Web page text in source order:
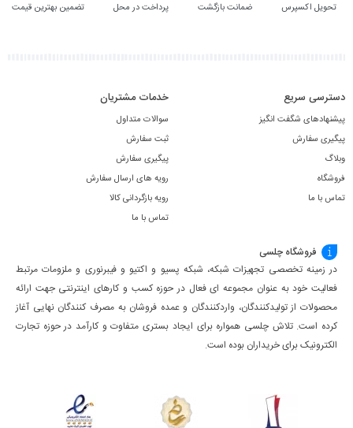
تحویل اکسپرس ضمانت بازگشت پرداخت در محل تضمین بهترین قیمت
دسترسی سریع
پیشنهادهای شگفت انگیز
پیگیری سفارش
وبلاگ
فروشگاه
تماس با ما
خدمات مشتریان
سوالات متداول
ثبت سفارش
پیگیری سفارش
رویه های ارسال سفارش
رویه بازگردانی کالا
تماس با ما
فروشگاه چلسی
در زمینه تخصصی تجهیزات شبکه، شبکه پسیو و اکتیو و فیبرنوری و ملزومات مرتبط
فعالیت خود به عنوان مجموعه ای فعال در حوزه کسب ‌و کارهای اینترنتی جهت ارائه
محصولات از تولیدکنندگان، واردکنندگان و عمده فروشان به مصرف کنندگان نهایی آغاز
کرده است. تلاش چلسی همواره برای ایجاد بستری متفاوت و کارآمد در حوزه تجارت
الکترونیک برای خریداران بوده است.